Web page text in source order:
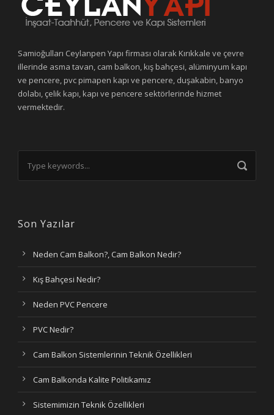
Samioğulları Ceylanpen Yapı firması olarak Kırıkkale ve çevre
illerinde asma tavan, cam balkon, kış bahçesi, alüminyum kapı
ve pencere, pvc pimapen kapı ve pencere, duşakabin, banyo
dolabı, çelik kapı, kapı ve pencere sektörlerinde hizmet
vermektedir.
Son Yazılar
Neden Cam Balkon?, Cam Balkon Nedir?
Kış Bahçesi Nedir?
Neden PVC Pencere
PVC Nedir?
Cam Balkon Sistemlerinin Teknik Özellikleri
Cam Balkonda Kalite Politikamız
Sistemimizin Teknik Özellikleri